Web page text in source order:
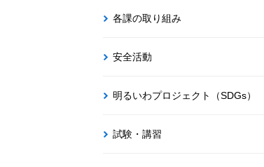
各課の取り組み
安全活動
明るいわプロジェクト（SDGs）
試験・講習